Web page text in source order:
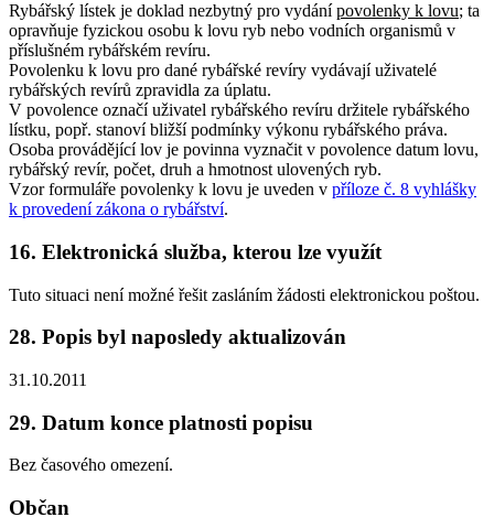
Rybářský lístek je doklad nezbytný pro vydánípovolenky k lovu; ta
opravňuje fyzickou osobu k lovu ryb nebo vodních organismů v
příslušném rybářském revíru.
Povolenku k lovu pro dané rybářské revíry vydávají uživatelé
rybářských revírů zpravidla za úplatu.
V povolence označí uživatel rybářského revíru držitele rybářského
lístku, popř. stanoví bližší podmínky výkonu rybářského práva.
Osoba provádějící lov je povinna vyznačit v povolence datum lovu,
rybářský revír, počet, druh a hmotnost ulovených ryb.
Vzor formuláře povolenky k lovu je uveden v příloze č. 8 vyhlášky
k provedení zákona o rybářství.
16. Elektronická služba, kterou lze využít
Tuto situaci není možné řešit zasláním žádosti elektronickou poštou.
28. Popis byl naposledy aktualizován
31.10.2011
29. Datum konce platnosti popisu
Bez časového omezení.
Občan